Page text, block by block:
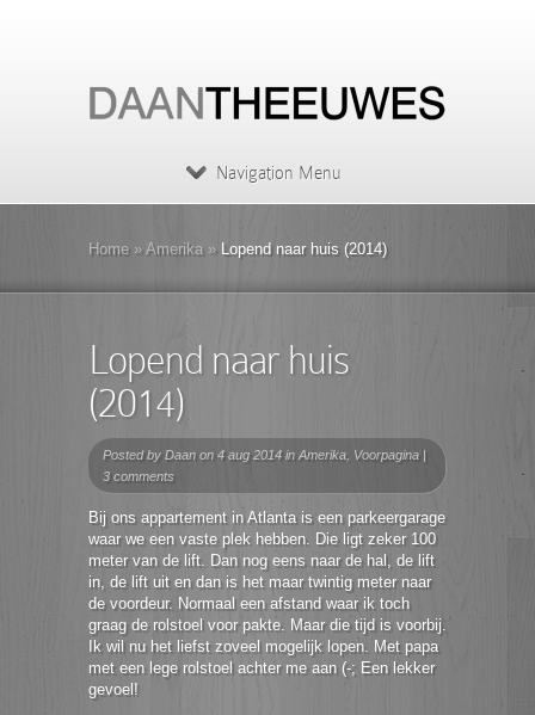
Navigation Menu
Home » Amerika »Lopend naar huis (2014)
Lopend naar huis
(2014)
Posted by Daan on 4 aug 2014 in Amerika Voorpagina |
3 comments
Bij ons appartement in Atlanta is een parkeergarage
waar we een vaste plek hebben. Die ligt zeker 100
meter van de lift. Dan nog eens naar de hal, de lift
in, de lift uit en dan is het maar twintig meter naar
de voordeur. Normaal een afstand waar ik toch
graag de rolstoel voor pakte. Maar die tijd is voorbij.
Ik wil nu het liefst zoveel mogelijk lopen. Met papa
met een lege rolstoel achter me aan (-; Een lekker
gevoel!